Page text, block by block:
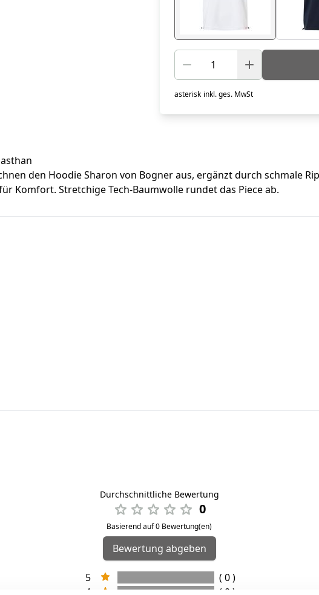
asterisk inkl. ges. MwSt
den Hoodie Sharon von Bogner aus, ergänzt durch schmale
Komfort. Stretchige Tech-Baumwolle rundet das Piece ab.
Durchschnittliche Bewertung
0
Basierend auf 0 Bewertung(en)
Bewertung abgeben
5
( 0 )
4
( 0 )